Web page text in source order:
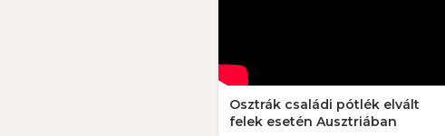
Osztrák családi pótlék elvált
felek esetén Ausztriában